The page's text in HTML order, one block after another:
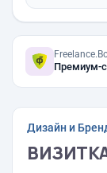
Премиум-
Дизайн и